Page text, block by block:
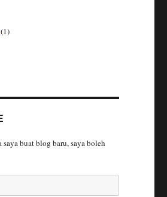
(1)
buat blog baru, saya boleh